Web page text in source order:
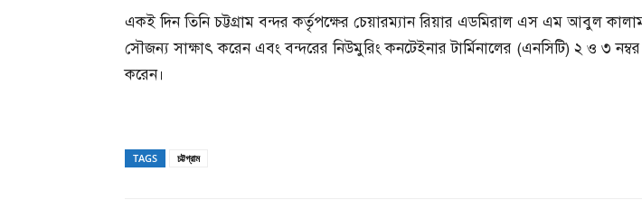
একই দিন তিনি চট্টগ্রাম বন্দর কর্তৃপক্ষের চেয়ারম্যান রিয়ার এডমিরাল এস এম আবুল
সৌজন্য সাক্ষাৎ করেন এবং বন্দরের নিউমুরিং কনটেইনার টার্মিনালের (এনসিটি) ২ ও ৩ নম্বর
করেন।
TAGS চট্টগ্রাম